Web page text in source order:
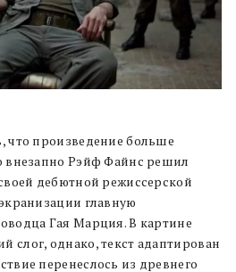
что произведение больше
внезапно Рэйф Файнс решил
дебютной режиссерской
главную
Гая Марция. В картине
слог, однако, текст адаптирован
перенеслось из древнего